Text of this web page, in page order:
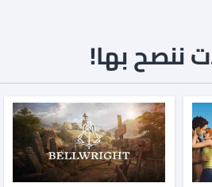
ننصح بها!